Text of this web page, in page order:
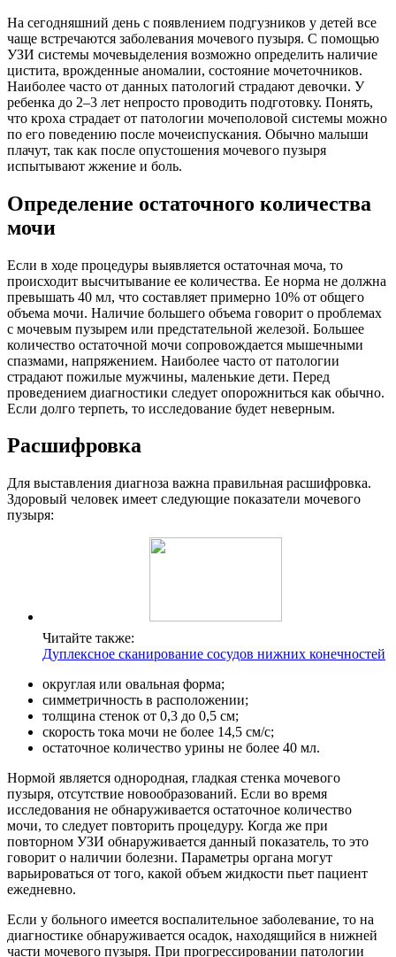
На сегодняшний день с появлением подгузников у детей все
чаще встречаются заболевания мочевого пузыря. С помощью
УЗИ системы мочевыделения возможно определить наличие
цистита, врожденные аномалии, состояние мочеточников.
Наиболее часто от данных патологий страдают девочки. У
ребенка до 2–3 лет непросто проводить подготовку. Понять,
что кроха страдает от патологии мочеполовой системы можно
по его поведению после мочеиспускания. Обычно малыши
плачут, так как после опустошения мочевого пузыря
испытывают жжение и боль.
Определение остаточного количества
мочи
Если в ходе процедуры выявляется остаточная моча, то
происходит высчитывание ее количества. Ее норма не должна
превышать 40 мл, что составляет примерно 10% от общего
объема мочи. Наличие большего объема говорит о проблемах
с мочевым пузырем или предстательной железой. Большее
количество остаточной мочи сопровождается мышечными
спазмами, напряжением. Наиболее часто от патологии
страдают пожилые мужчины, маленькие дети. Перед
проведением диагностики следует опорожниться как обычно.
Если долго терпеть, то исследование будет неверным.
Расшифровка
Для выставления диагноза важна правильная расшифровка.
Здоровый человек имеет следующие показатели мочевого
пузыря:
Читайте также:
Дуплексное сканирование сосудов нижних конечностей
округлая или овальная форма;
симметричность в расположении;
толщина стенок от 0,3 до 0,5 см;
скорость тока мочи не более 14,5 см/с;
остаточное количество урины не более 40 мл.
Нормой является однородная, гладкая стенка мочевого
пузыря, отсутствие новообразований. Если во время
исследования не обнаруживается остаточное количество
мочи, то следует повторить процедуру. Когда же при
повторном УЗИ обнаруживается данный показатель, то это
говорит о наличии болезни. Параметры органа могут
варьироваться от того, какой объем жидкости пьет пациент
ежедневно.
Если у больного имеется воспалительное заболевание, то на
диагностике обнаруживается осадок, находящийся в нижней
части мочевого пузыря. При прогрессировании патологии